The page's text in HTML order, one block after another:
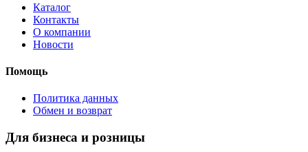
Каталог
Контакты
О компании
Новости
Помощь
Политика данных
Обмен и возврат
Для бизнеса и розницы